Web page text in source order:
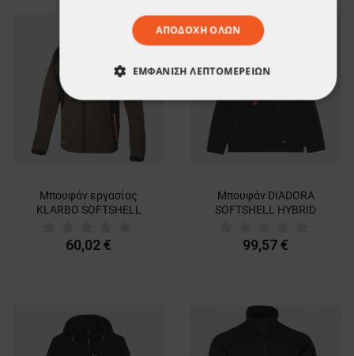
Μπουφάν εργασίας
KLARBO SOFTSHELL
BROWN/BLACK/ORANGE
60,02 €
Μπουφάν DIADORA
SOFTSHELL HYBRID
99,57 €
ΑΠΟΔΟΧΉ ΌΛΩΝ
ΕΜΦΆΝΙΣΗ ΛΕΠΤΟΜΕΡΕΙΏΝ
ΑΠΟΛΎΤΩΣ ΑΠΑΡΑΊΤΗΤΑ
ΑΠΌΔΟΣΗΣ ΣΤΌΧΕΥΣΗΣ
ΜΗ ΤΑΞΙΝΟΜΗΜΈΝΑ